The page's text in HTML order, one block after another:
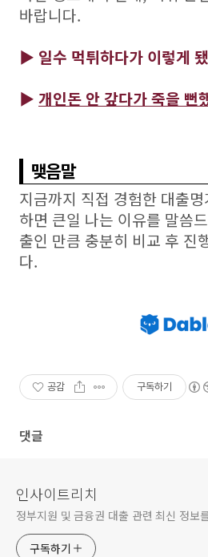
바랍니다.
▶ 일수 먹튀하다가 이렇게
▶ 개인돈 안 갚다가 죽을 뻔
맺음말
지금까지 직접 경험한 대출
하면 큰일 나는 이유를 말씀
출인 만큼 충분히 비교 후 진
다.
공감 구독하기
댓글
인사이트리치
정부지원 및 금융권 대출 관련 최신 정보
구독하기